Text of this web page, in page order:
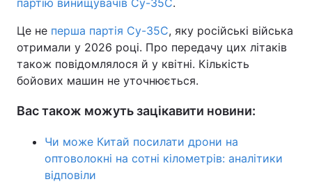
партію винищувачів Су-35С.
Це не перша партія Су-35С, яку російські війська
отримали у 2026 році. Про передачу цих літаків
також повідомлялося й у квітні. Кількість
бойових машин не уточнюється.
Вас також можуть зацікавити новини:
Чи може Китай посилати дрони на
оптоволокні на сотні кілометрів: аналітики
відповіли